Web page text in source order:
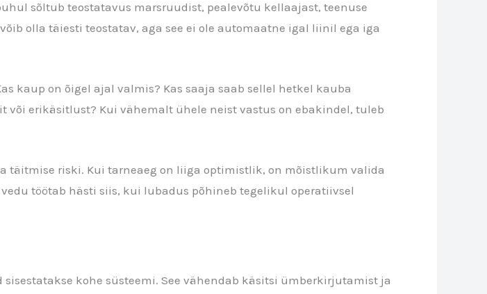
sõltub teostatavus marsruudist, pealevõtu kellaajast, teenuse
olla täiesti teostatav, aga see ei ole automaatne igal liinil ega iga
kaup on õigel ajal valmis? Kas saaja saab sellel hetkel kauba
erikäsitlust? Kui vähemalt ühele neist vastus on ebakindel, tuleb
täitmise riski. Kui tarneaeg on liiga optimistlik, on mõistlikum valida
töötab hästi siis, kui lubadus põhineb tegelikul operatiivsel
kohe süsteemi. See vähendab käsitsi ümberkirjutamist ja